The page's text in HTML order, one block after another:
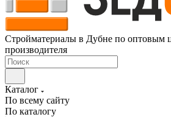
Стройматериалы в Дубне по оптовым
производителя
Каталог
По всему сайту
По каталогу